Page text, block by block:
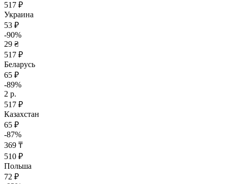
517 ₽
Украина
53 ₽
-90%
29 ₴
517 ₽
Беларусь
65 ₽
-89%
2 р.
517 ₽
Казахстан
65 ₽
-87%
369 ₸
510 ₽
Польша
72 ₽